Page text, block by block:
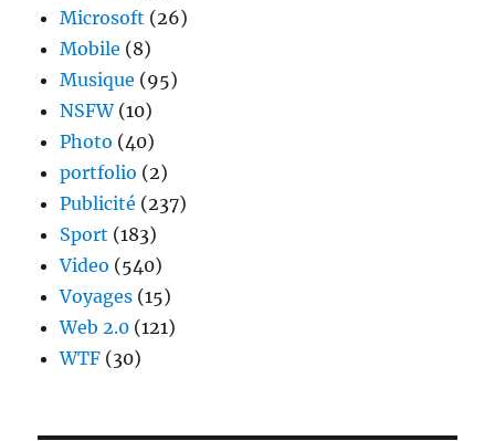
Microsoft (26)
Mobile (8)
Musique (95)
NSFW(10)
Photo (40)
portfolio (2)
Publicité (237)
Sport (183)
Video (540)
Voyages (15)
Web 2.0 (121)
WTF (30)